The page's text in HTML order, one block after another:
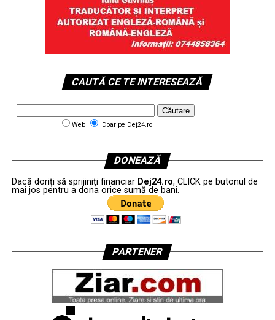
CAUTĂ CE TE INTERESEAZĂ
Web Doar pe Dej24.ro
DONEAZĂ
Dacă doriți să sprijiniți financiar Dej24.ro, CLICK pe butonul de
mai jos pentru a dona orice sumă de bani.
PARTENER